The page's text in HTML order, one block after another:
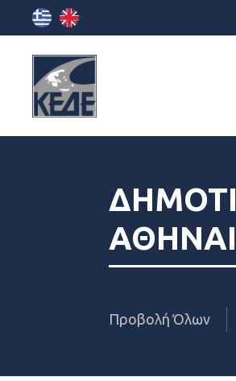
Προβολή Όλων